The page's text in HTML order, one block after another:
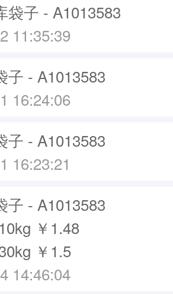
袋子 - A1013583
11:35:39
子 - A1013583
16:24:06
子 - A1013583
16:23:21
子 - A1013583
￥1.48
￥1.5
14:46:04